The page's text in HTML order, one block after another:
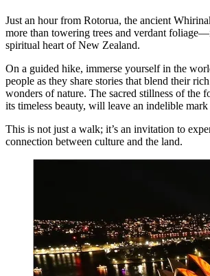
Just an hour from Rotorua, the ancient
more than towering trees and verdant
spiritual heart of New Zealand.
On a guided hike, immerse yourself in the
people as they share stories that blend their
wonders of nature. The sacred stillness of the
its timeless beauty, will leave an indelible
This is not just a walk; it’s an invitation to
connection between culture and the land.